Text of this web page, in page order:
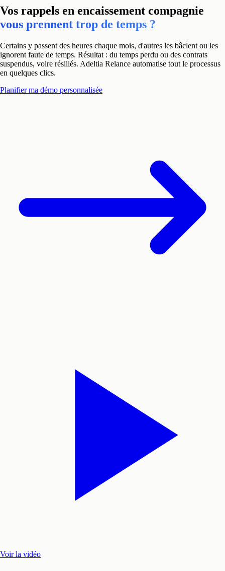
Vos rappels en encaissement compagnie
vous prennent trop de temps ?
Certains y passent des heures chaque mois, d'autres les bâclent ou les
ignorent faute de temps. Résultat : du temps perdu ou des contrats
suspendus, voire résiliés. Adeltia Relance automatise tout le processus
en quelques clics.
Planifier ma démo personnalisée
Voir la vidéo